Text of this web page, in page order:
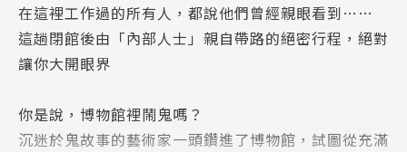
在這裡工作過的所有人，都說他們曾經親眼看到……
這趟閉館後由「內部人士」親自帶路的絕密行程，絕對
讓你大開眼界
你是說，博物館裡鬧鬼嗎？
沉迷於鬼故事的藝術家一頭鑽進了博物館，試圖從充滿